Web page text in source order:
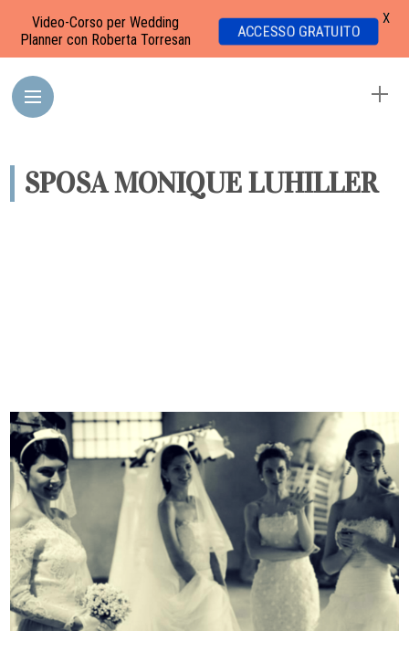
SPOSA MONIQUE LUHILLER
Video-Corso per Wedding
Planner con Roberta Torresan
ACCESSO GRATUITO
X